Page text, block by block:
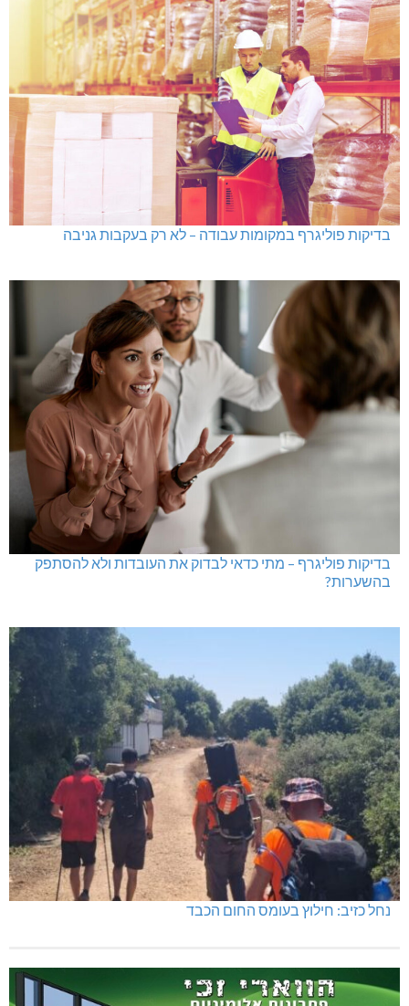
בדיקות פוליגרף במקומות עבודה – לא רק בעקבות גניבה
בדיקות פוליגרף – מתי כדאי לבדוק את העובדות ולא להסתפק
בהשערות?
נחל כזיב: חילוץ בעומס החום הכבד